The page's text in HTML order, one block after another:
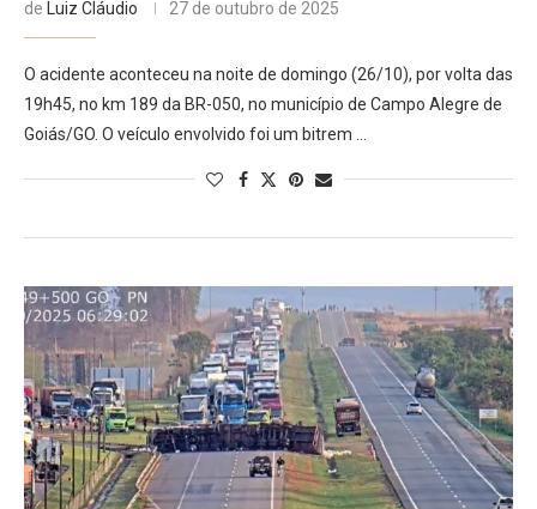
de Luiz Cláudio 27 de outubro de 2025
O acidente aconteceu na noite de domingo (26/10), por volta das
19h45, no km 189 da BR-050, no município de Campo Alegre de
Goiás/GO. O veículo envolvido foi um bitrem …